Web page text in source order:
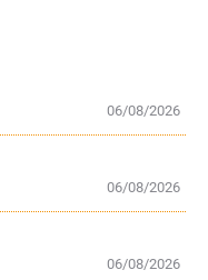
06/08/2026
06/08/2026
06/08/2026